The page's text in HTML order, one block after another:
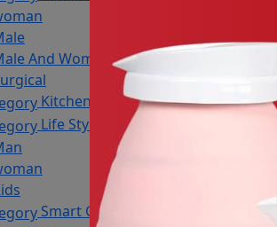
And Women
Kitchen Tools
Life Style
Smart Gadgets